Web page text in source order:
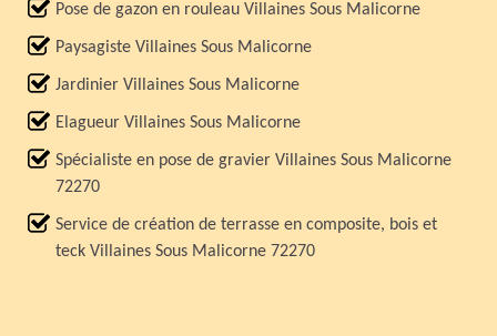
Pose de gazon en rouleau Villaines Sous Malicorne
Paysagiste Villaines Sous Malicorne
Jardinier Villaines Sous Malicorne
Elagueur Villaines Sous Malicorne
Spécialiste en pose de gravier Villaines Sous Malicorne
72270
Service de création de terrasse en composite, bois et
teck Villaines Sous Malicorne 72270